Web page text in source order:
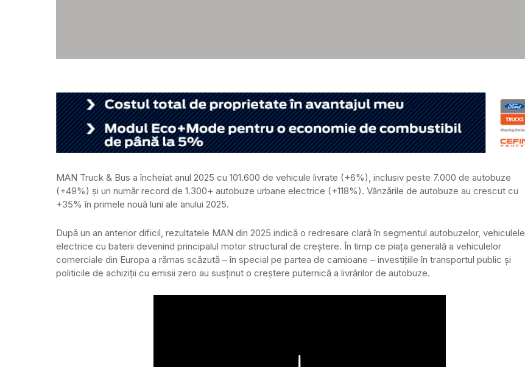
MAN Truck & Bus a încheiat anul 2025 cu 101.600 de vehicule livrate (+6%), inclusiv peste 7.000 de autobuze
(+49%) și un număr record de 1.300+ autobuze urbane electrice (+118%). Vânzările de autobuze au crescut cu
+35% în primele nouă luni ale anului 2025.
După un an anterior dificil, rezultatele MAN din 2025 indică o redresare clară în segmentul autobuzelor, vehiculele
electrice cu baterii devenind principalul motor structural de creștere. În timp ce piața generală a vehiculelor
comerciale din Europa a rămas scăzută – în special pe partea de camioane – investițiile în transportul public și
politicile de achiziții cu emisii zero au susținut o creștere puternică a livrărilor de autobuze.